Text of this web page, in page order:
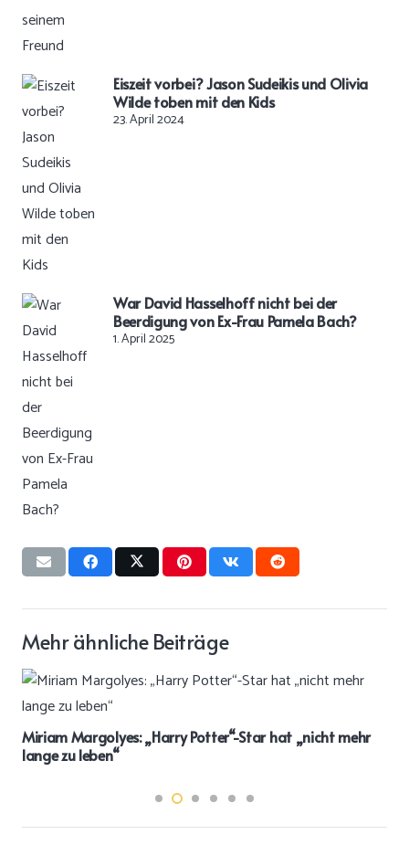
Eiszeit vorbei? Jason Sudeikis und Olivia
Wilde toben mit den Kids
23. April 2024
War David Hasselhoff nicht bei der
Beerdigung von Ex-Frau Pamela Bach?
1. April 2025
Mehr ähnliche Beiträge
Miriam Margolyes: „Harry Potter“-Star hat „nicht mehr
lange zu leben“